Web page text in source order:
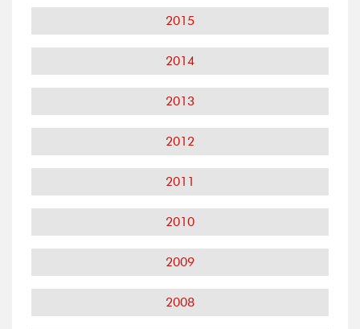
2015
2014
2013
2012
2011
2010
2009
2008